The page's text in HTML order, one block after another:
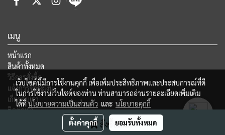
สั่งซื้อสินค้า
เมนู
หน้าแรก
สินค้าทั้งหมด
วิธีการสั่งซื้อ
แจ้งการชำระเงิน
เกี่ยวกับเรา
ติดต่อเรา
เว็บไซต์นี้มีการใช้งานคุกกี้ เพื่อเพิ่มประสิทธิภาพและประสบการณ์ที่ดี
ในการใช้งานเว็บไซต์ของท่าน ท่านสามารถอ่านรายละเอียดเพิ่มเติม
ได้ที่นโยบายความเป็นส่วนตัว และ นโยบายคุกกี้
ตั้งค่าคุกกี้ ยอมรับทั้งหมด